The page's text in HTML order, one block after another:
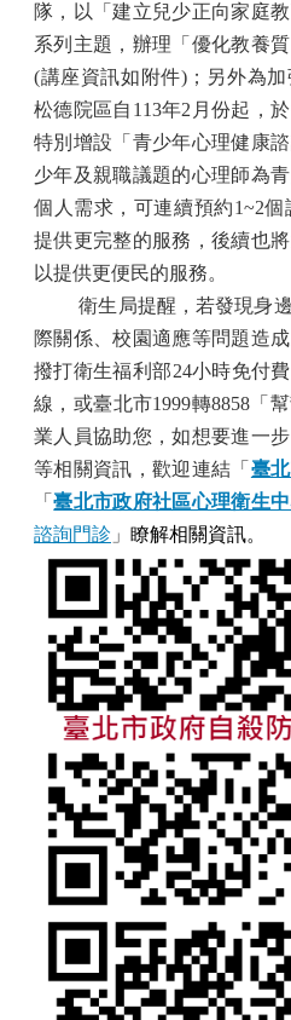
隊，以「建立兒少正向家庭
系列主題，辦理「優化教養
(講座資訊如附件)；另外為加
松德院區自 113年2 月份起，
特別增設「青少年心理健康
少年及親職議題的心理師為
個人需求，可連續預約1~2個
提供更完整的服務，後續也
以提供更便民的服務。
衛生局提醒，若發現身
際關係、校園適應等問題造
撥打衛生福利部24小時免付費
線，或臺北市1999轉8858 「
業人員協助您，如想要進一
等相關資訊，歡迎連結 「 臺
「臺北市政府社區心理衛生
諮詢門診 」 瞭解相關資訊。